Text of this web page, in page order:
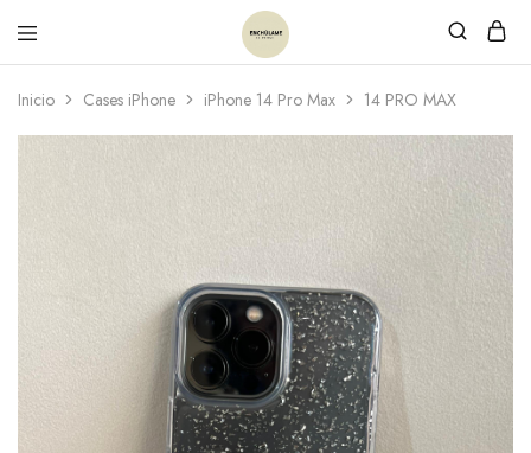
Inicio Cases iPhone iPhone 14 Pro Max 14 PRO MAX